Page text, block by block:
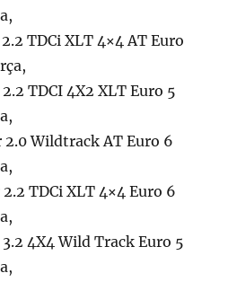
TDCi XLT 4×4 AT Euro
TDCI 4X2 XLT Euro 5
2.0 Wildtrack AT Euro 6
TDCi XLT 4×4 Euro 6
4X4 Wild Track Euro 5